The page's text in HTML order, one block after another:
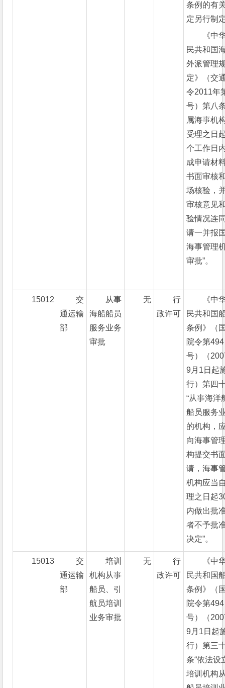
条例的有
定另行制
《中
民共和国
外派管理
定》（交
令2011年
号）第八
属海事机
受理之日
个工作日
成申请材
书面审核
场核验，
审核意见
验情况连
请一并报
海事管理
审批”。
15012
交
通运输
部
从事
海船船员
服务业务
审批
无
行
政许可
《中
民共和国
条例》（
院令第494
号）（
9月1日起
行）第四
“从事海洋
船员服务
的机构，
向海事管
构提交书
请，海事
机构应当
理之日起
内做出批
者不予批
决定”。
15013
交
通运输
部
培训
机构从事
船员、引
航员培训
业务审批
无
行
政许可
《中
民共和国
条例》（
院令第494
号）（
9月1日起
行）第三
条“依法设
培训机构